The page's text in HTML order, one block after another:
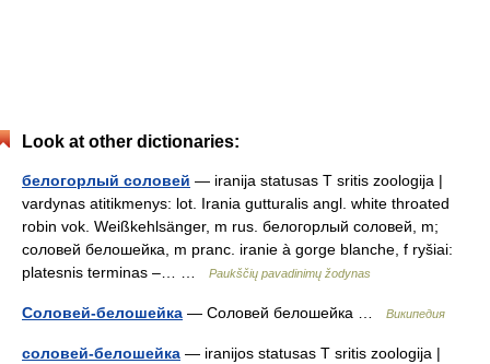
Look at other dictionaries:
белогорлый соловей — iranija statusas T sritis zoologija |
vardynas atitikmenys: lot. Irania gutturalis angl. white throated
robin vok. Weißkehlsänger, m rus. белогорлый соловей, m;
соловей белошейка, m pranc. iranie à gorge blanche, f ryšiai:
platesnis terminas –… …
Paukščių pavadinimų žodynas
Соловей-белошейка — Соловей белошейка … Википедия
соловей-белошейка — iranijos statusas T sritis zoologija |